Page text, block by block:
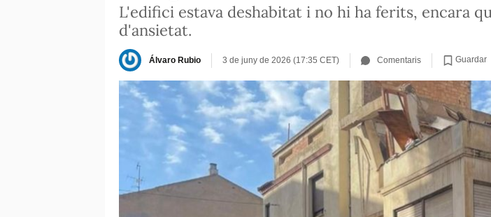
L'edifici estava deshabitat i no hi ha ferits, encara
d'ansietat.
Álvaro Rubio 3 de juny de 2026 (17:35 CET) Comentaris Guardar